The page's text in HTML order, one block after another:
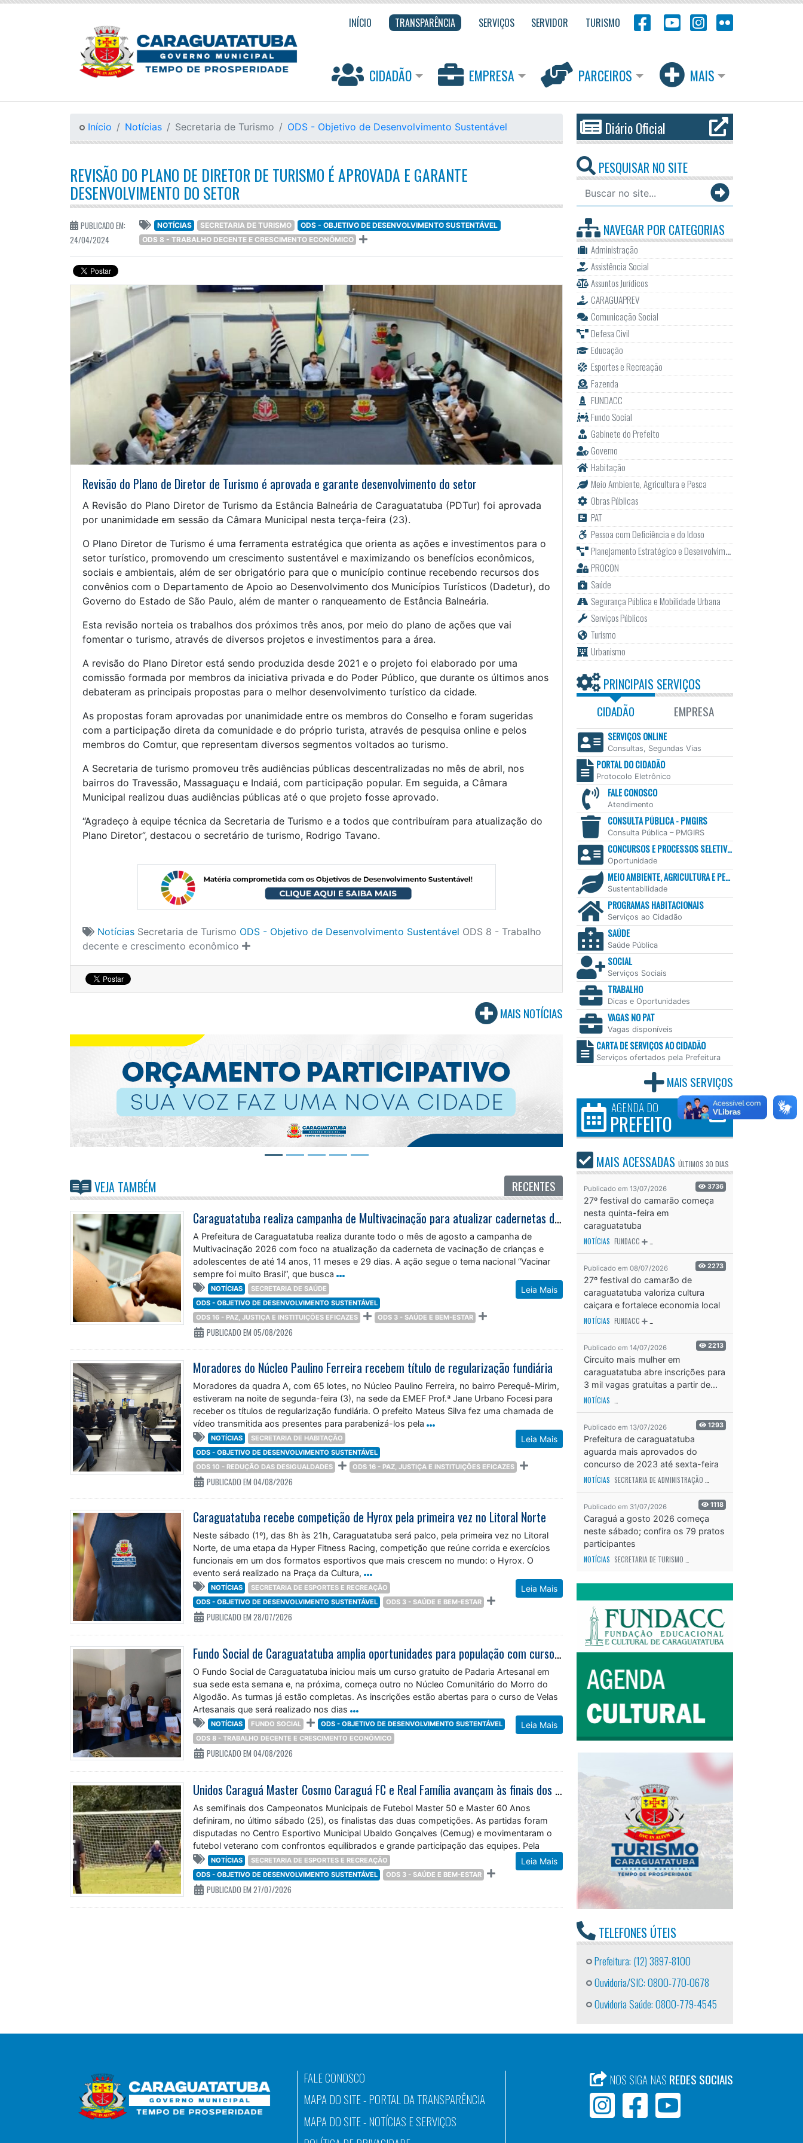
INÍCIO TRANSPARÊNCIA SERVIÇOS SERVIDOR TURISMO
CIDADÃO EMPRESA PARCEIROS MAIS
Início Notícias Secretaria de Turismo ODS - Objetivo de Desenvolvimento Sustentável
REVISÃO DO PLANO DE DIRETOR DE TURISMO É APROVADA E GARANTE
DESENVOLVIMENTO DO SETOR
PUBLICADO EM:
24/04/2024
NOTÍCIAS SECRETARIA DE TURISMO
ODS - OBJETIVO DE DESENVOLVIMENTO SUSTENTÁVEL
ODS 8 - TRABALHO DECENTE E CRESCIMENTO ECONÔMICO
Revisão do Plano de Diretor de Turismo é aprovada e garante desenvolvimento do setor
A Revisão do Plano Diretor de Turismo da Estância Balneária de Caraguatatuba (PDTur) foi aprovada
por unanimidade em sessão da Câmara Municipal nesta terça-feira (23).
O Plano Diretor de Turismo é uma ferramenta estratégica que orienta as ações e investimentos para o
setor turístico, promovendo um crescimento sustentável e maximizando os benefícios econômicos,
sociais e ambientais, além de ser obrigatório para que o município continue recebendo recursos dos
convênios com o Departamento de Apoio ao Desenvolvimento dos Municípios Turísticos (Dadetur), do
Governo do Estado de São Paulo, além de manter o ranqueamento de Estância Balneária.
Esta revisão norteia os trabalhos dos próximos três anos, por meio do plano de ações que vai
fomentar o turismo, através de diversos projetos e investimentos para a área.
A revisão do Plano Diretor está sendo produzida desde 2021 e o projeto foi elaborado por uma
comissão formada por membros da iniciativa privada e do Poder Público, que durante os últimos anos
debateram as principais propostas para o melhor desenvolvimento turístico da cidade.
As propostas foram aprovadas por unanimidade entre os membros do Conselho e foram sugeridas
com a participação direta da comunidade e do próprio turista, através de pesquisa online e pelos
membros do Comtur, que representam diversos segmentos voltados ao turismo.
A Secretaria de turismo promoveu três audiências públicas descentralizadas no mês de abril, nos
bairros do Travessão, Massaguaçu e Indaiá, com participação popular. Em seguida, a Câmara
Municipal realizou duas audiências públicas até o que projeto fosse aprovado.
“Agradeço à equipe técnica da Secretaria de Turismo e a todos que contribuíram para atualização do
Plano Diretor”, destacou o secretário de turismo, Rodrigo Tavano.
Notícias Secretaria de Turismo ODS - Objetivo de Desenvolvimento Sustentável ODS 8 - Trabalho
decente e crescimento econômico
MAIS NOTÍCIAS
VEJA TAMBÉM RECENTES
Caraguatatuba realiza campanha de Multivacinação para atualizar cadernetas durante mês de agosto
A Prefeitura de Caraguatatuba realiza durante todo o mês de agosto a campanha de
Multivacinação 2026 com foco na atualização da caderneta de vacinação de crianças e
adolescentes de até 14 anos, 11 meses e 29 dias. A ação segue o tema nacional “Vacinar
sempre foi muito Brasil”, que busca
Leia Mais
NOTÍCIAS
SECRETARIA DE SAÚDE
ODS - OBJETIVO DE DESENVOLVIMENTO SUSTENTÁVEL
ODS 16 - PAZ, JUSTIÇA E INSTITUIÇÕES EFICAZES
ODS 3 - SAÚDE E BEM-ESTAR
PUBLICADO EM 05/08/2026
Moradores do Núcleo Paulino Ferreira recebem título de regularização fundiária
Moradores da quadra A, com 65 lotes, no Núcleo Paulino Ferreira, no bairro Perequê-Mirim,
estiveram na noite de segunda-feira (3), na sede da EMEF Prof.ª Jane Urbano Focesi para
receber os títulos de regularização fundiária. O prefeito Mateus Silva fez uma chamada de
vídeo transmitida aos presentes para parabenizá-los pela
Leia Mais
NOTÍCIAS
SECRETARIA DE HABITAÇÃO
ODS - OBJETIVO DE DESENVOLVIMENTO SUSTENTÁVEL
ODS 10 - REDUÇÃO DAS DESIGUALDADES
ODS 16 - PAZ, JUSTIÇA E INSTITUIÇÕES EFICAZES
PUBLICADO EM 04/08/2026
Caraguatatuba recebe competição de Hyrox pela primeira vez no Litoral Norte
Neste sábado (1º), das 8h às 21h, Caraguatatuba será palco, pela primeira vez no Litoral
Norte, de uma etapa da Hyper Fitness Racing, competição que reúne corrida e exercícios
funcionais em um dos formatos esportivos que mais crescem no mundo: o Hyrox. O
evento será realizado na Praça da Cultura,
Leia Mais
NOTÍCIAS
SECRETARIA DE ESPORTES E RECREAÇÃO
ODS - OBJETIVO DE DESENVOLVIMENTO SUSTENTÁVEL
ODS 3 - SAÚDE E BEM-ESTAR
PUBLICADO EM 28/07/2026
Fundo Social de Caraguatatuba amplia oportunidades para população com cursos gratuitos
O Fundo Social de Caraguatatuba iniciou mais um curso gratuito de Padaria Artesanal em
sua sede esta semana e, na próxima, começa outro no Núcleo Comunitário do Morro do
Algodão. As turmas já estão completas. As inscrições estão abertas para o curso de Velas
Artesanais que será realizado nos dias
Leia Mais
NOTÍCIAS FUNDO SOCIAL
ODS - OBJETIVO DE DESENVOLVIMENTO SUSTENTÁVEL
ODS 8 - TRABALHO DECENTE E CRESCIMENTO ECONÔMICO
PUBLICADO EM 04/08/2026
Unidos Caraguá Master Cosmo Caraguá FC e Real Família avançam às finais dos Campeonatos Master
As semifinais dos Campeonatos Municipais de Futebol Master 50 e Master 60 Anos
definiram, no último sábado (25), os finalistas das duas competições. As partidas foram
disputadas no Centro Esportivo Municipal Ubaldo Gonçalves (Cemug) e movimentaram o
futebol veterano com confrontos equilibrados e grande participação das equipes. Pela
categoria Master
Leia Mais
NOTÍCIAS
SECRETARIA DE ESPORTES E RECREAÇÃO
ODS - OBJETIVO DE DESENVOLVIMENTO SUSTENTÁVEL
ODS 3 - SAÚDE E BEM-ESTAR
PUBLICADO EM 27/07/2026
Diário Oficial
PESQUISAR NO SITE
NAVEGAR PORCATEGORIAS
Administração
Assistência Social
Assuntos Jurídicos
CARAGUAPREV
Comunicação Social
Defesa Civil
Educação
Esportes e Recreação
Fazenda
FUNDACC
Fundo Social
Gabinete do Prefeito
Governo
Habitação
Meio Ambiente, Agricultura e Pesca
Obras Públicas
PAT
Pessoa com Deficiência e do Idoso
Planejamento Estratégico e Desenvolvimento
PROCON
Saúde
Segurança Pública e Mobilidade Urbana
Serviços Públicos
Turismo
Urbanismo
PRINCIPAIS SERVIÇOS
CIDADÃO EMPRESA
SERVIÇOS ONLINE
Consultas, Segundas Vias
PORTAL DO CIDADÃO
Protocolo Eletrônico
FALE CONOSCO
Atendimento
CONSULTA PÚBLICA - PMGIRS
Consulta Pública – PMGIRS
CONCURSOS E PROCESSOS SELETIVOS
Oportunidade
MEIO AMBIENTE, AGRICULTURA E PESCA
Sustentabilidade
PROGRAMAS HABITACIONAIS
Serviços ao Cidadão
SAÚDE
Saúde Pública
SOCIAL
Serviços Sociais
TRABALHO
Dicas e Oportunidades
VAGAS NO PAT
Vagas disponíveis
CARTA DE SERVIÇOS AO CIDADÃO
Serviços ofertados pela Prefeitura
MAIS SERVIÇOS
AGENDA DO
PREFEITO
MAIS ACESSADAS ÚLTIMOS 30 DIAS
Publicado em 13/07/2026 3736
27º festival do camarão começa
nesta quinta-feira em
caraguatatuba
NOTÍCIAS FUNDACC
Publicado em 08/07/2026 2273
27º festival do camarão de
caraguatatuba valoriza cultura
caiçara e fortalece economia local
NOTÍCIAS FUNDACC
Publicado em 14/07/2026 2213
Circuito mais mulher em
caraguatatuba abre inscrições para
3 mil vagas gratuitas a partir de...
NOTÍCIAS
Publicado em 13/07/2026 1293
Prefeitura de caraguatatuba
aguarda mais aprovados do
concurso de 2023 até sexta-feira
(17)
NOTÍCIAS SECRETARIA DE ADMINISTRAÇÃO
Publicado em 31/07/2026 1118
Caraguá a gosto 2026 começa
neste sábado; confira os 79 pratos
participantes
NOTÍCIAS SECRETARIA DE TURISMO
TELEFONES ÚTEIS
Prefeitura: (12) 3897-8100
Ouvidoria/SIC: 0800-770-0678
Ouvidoria Saúde: 0800-779-4545
FALE CONOSCO
MAPA DO SITE - PORTAL DA TRANSPARÊNCIA
MAPA DO SITE - NOTÍCIAS E SERVIÇOS
NOS SIGA NAS REDES SOCIAIS